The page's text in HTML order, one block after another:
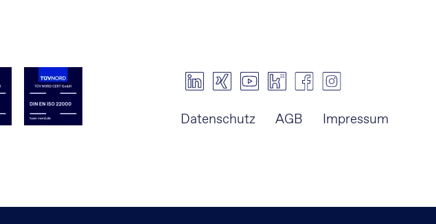
Navigation
Datenschutz AGB Impressum